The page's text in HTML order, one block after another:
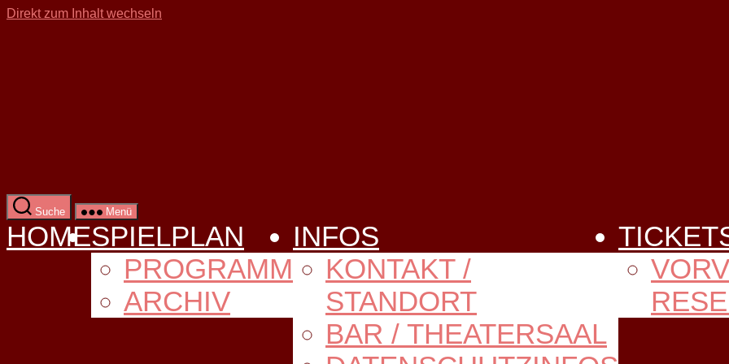
Direkt zum Inhalt wechseln
Suche Menü
HOMESPIELPLAN
PROGRAMM
ARCHIV
INFOS
KONTAKT /
STANDORT
BAR / THEATERSAAL